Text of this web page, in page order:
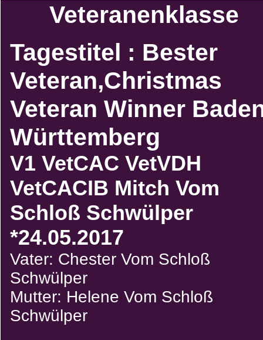
Veteranenklasse
Tagestitel : Bester
Veteran,Christmas
Veteran Winner
Württemberg
V1 VetCAC VetVDH
VetCACIB Mitch Vom
Schloß Schwülper
*24.05.2017
Vater: Chester Vom Schloß
Schwülper
Mutter: Helene Vom Schloß
Schwülper